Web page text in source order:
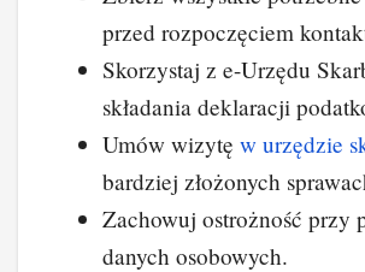
przed rozpoczęciem
Skorzystaj z e-Urzędu
składania deklaracji
Umów wizytę w urzędzie
bardziej złożonych
Zachowuj ostrożność przy
danych osobowych.